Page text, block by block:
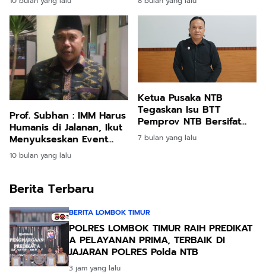
Nama Daerah
di DPRD NTB
Prof. Subhan : IMM Harus
Humanis di Jalanan, Ikut
Menyukseskan Event
Internasional
10 bulan yang lalu
Ketua Pusaka NTB
Tegaskan Isu BTT
Pemprov NTB Bersifat
Konstruktif Demi
Kondusivitas Jelang
7 bulan yang lalu
Berita Terbaru
BERITA LOMBOK TIMUR
POLRES LOMBOK TIMUR RAIH PREDIKAT
A PELAYANAN PRIMA, TERBAIK DI
JAJARAN POLRES Polda NTB
3 jam yang lalu